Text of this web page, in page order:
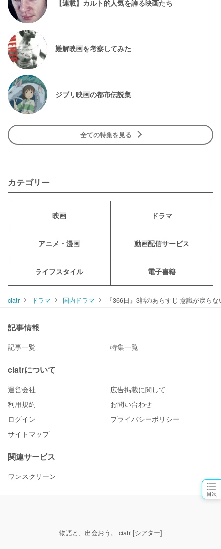
目次
【連載】カルト的人気を誇る映画たち
難解映画を考察してみた
ジブリ映画の都市伝説集
全ての特集を見る
カテゴリー
映画 ドラマ
アニメ・漫画 動画配信サービス
ライフスタイル 電子書籍
ciatr ドラマ 国内ドラマ 『366日』3話のあらすじ 意識が戻ら
記事情報
記事一覧 特集一覧
ciatrについて
運営会社
広告掲載に関して
利用規約
お問い合わせ
ログイン
プライバシーポリシー
サイトマップ
関連サービス
ワンスクリーン
物語と、出会おう。 ciatr [シアター]